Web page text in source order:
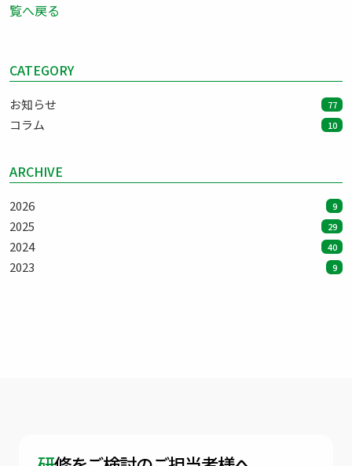
覧へ戻る
CATEGORY
お知らせ 77
コラム 10
ARCHIVE
2026 9
2025 29
2024 40
2023 9